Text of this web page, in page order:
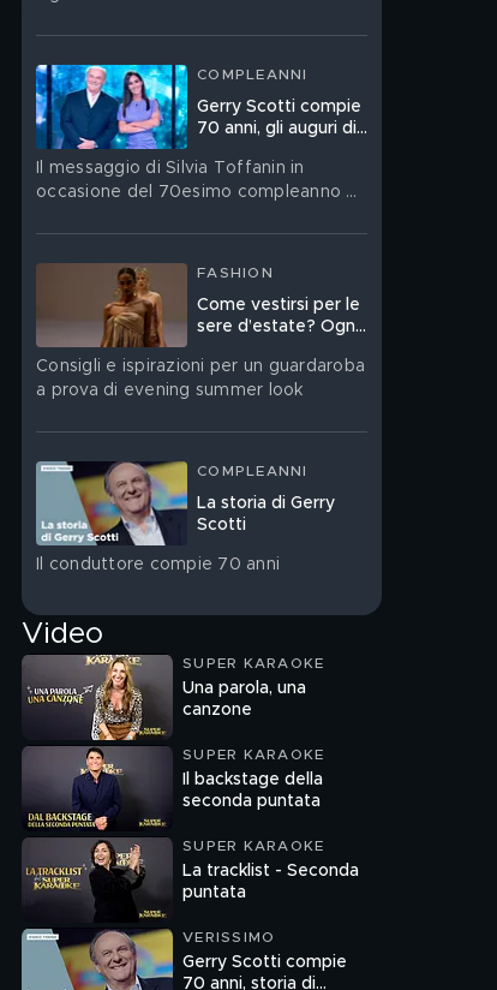
granite alle salse, dalle insalate ai
dessert, gli chef lo trasformano
nell'alleato più sorprendente
dell'estate
COMPLEANNI
Gerry Scotti compie
70 anni, gli auguri di
Il messaggio di Silvia Toffanin in
occasione del 70esimo compleanno di
FASHION
Come vestirsi per le
sere d’estate? Ogni
giusto, ecco quali
Consigli e ispirazioni per un guardaroba
a prova di evening summer look
COMPLEANNI
La storia di Gerry
Scotti
Il conduttore compie 70 anni
Video
SUPER KARAOKE
Una parola, una
canzone
SUPER KARAOKE
Il backstage della
seconda puntata
SUPER KARAOKE
La tracklist - Seconda
puntata
VERISSIMO
Gerry Scotti compie
70 anni, storia di